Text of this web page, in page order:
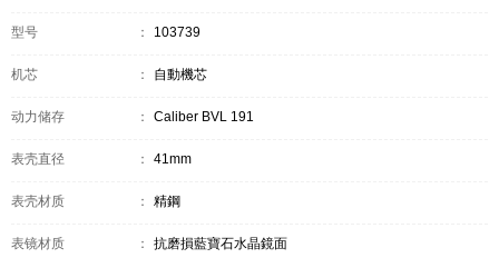
型号 ： 103739
机芯 ： 自動機芯
动力储存 ： Caliber BVL 191
表壳直径 ： 41mm
表壳材质 ： 精鋼
表镜材质 ： 抗磨損藍寶石水晶鏡面